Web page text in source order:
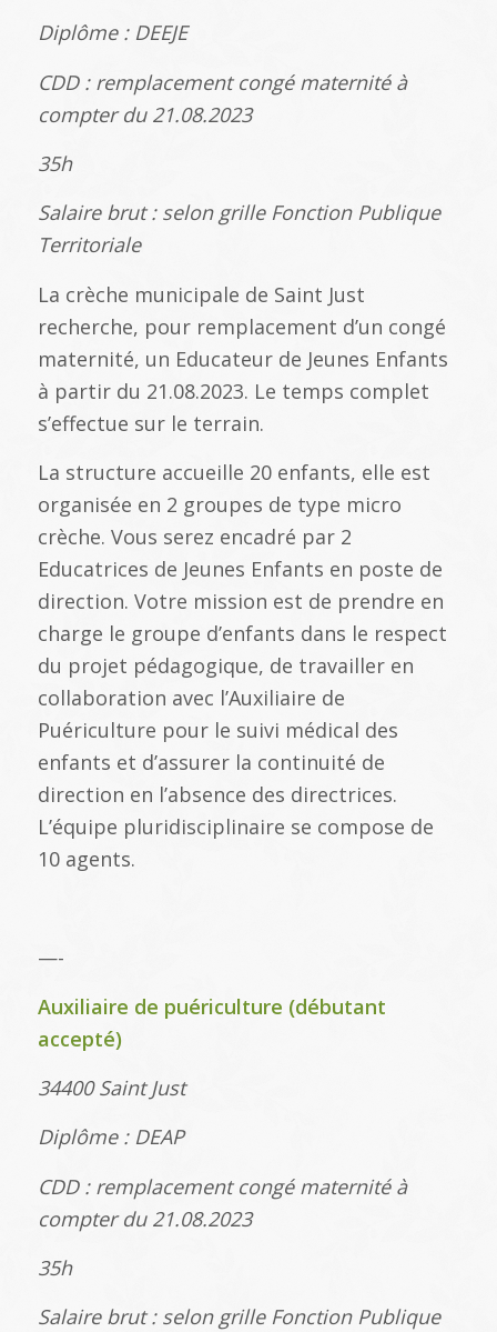
Diplôme : DEEJE
CDD : remplacement congé maternité à
compter du 21.08.2023
35h
Salaire brut : selon grille Fonction Publique
Territoriale
La crèche municipale de Saint Just
recherche, pour remplacement d’un congé
maternité, un Educateur de Jeunes Enfants
à partir du 21.08.2023. Le temps complet
s’effectue sur le terrain.
La structure accueille 20 enfants, elle est
organisée en 2 groupes de type micro
crèche. Vous serez encadré par 2
Educatrices de Jeunes Enfants en poste de
direction. Votre mission est de prendre en
charge le groupe d’enfants dans le respect
du projet pédagogique, de travailler en
collaboration avec l’Auxiliaire de
Puériculture pour le suivi médical des
enfants et d’assurer la continuité de
direction en l’absence des directrices.
L’équipe pluridisciplinaire se compose de
10 agents.
—-
Auxiliaire de puériculture (débutant
accepté)
34400 Saint Just
Diplôme : DEAP
CDD : remplacement congé maternité à
compter du 21.08.2023
35h
Salaire brut : selon grille Fonction Publique